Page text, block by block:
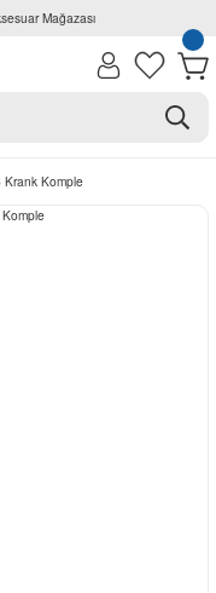
Mağazası
Krank Komple